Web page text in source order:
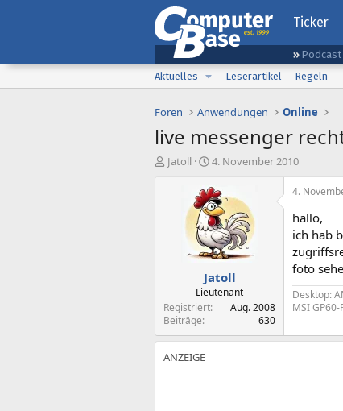
Ticker
Podcast
Aktuelles
Leserartikel Regeln
Foren Anwendungen Online
live messenger
E
Jatoll
E
s
t
e
l
l
t
a
m
4. November 2010
Jatoll
Lieutenant
Registriert
Aug. 2008
Beiträge
630
4.
hallo,
ich hab
foto
Desktop:
MSI